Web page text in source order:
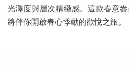
光澤度與層次精緻感。這款春意盎
將伴你開啟春心悸動的歡悅之旅。